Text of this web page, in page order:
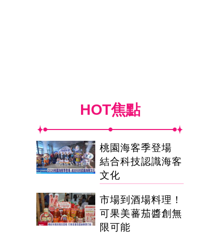
HOT焦點
桃園海客季登場
結合科技認識海客
文化
市場到酒場料理！
可果美蕃茄醬創無
限可能